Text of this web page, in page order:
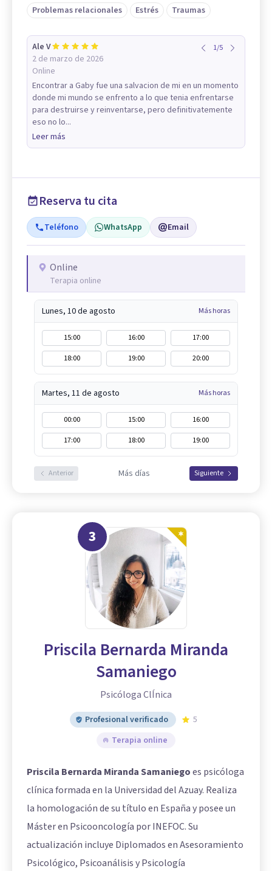
Problemas relacionales Estrés Traumas
Ale V
2 de marzo de 2026
Online
1/5
Encontrar a Gaby fue una salvacion de mi en un momento
donde mi mundo se enfrento a lo que tenia enfrentarse
para destruirse y reinventarse, pero definitivatemente
eso no lo...
Leer más
Reserva tu cita
Teléfono WhatsApp Email
Online
Terapia online
Lunes, 10 de agosto Más horas
15:00 16:00
17:00
18:00
19:00 20:00
Martes, 11 de agosto Más horas
00:00 15:00
16:00
17:00
18:00 19:00
Anterior Más días Siguiente
3
Priscila Bernarda Miranda
Samaniego
Psicóloga ClÍnica
Profesional verificado
5
Terapia online
Priscila Bernarda Miranda Samaniegoes psicóloga
clínica formada en la Universidad del Azuay. Realiza
la homologación de su título en España y posee un
Máster en Psicooncología por INEFOC. Su
actualización incluye Diplomados en Asesoramiento
Psicológico, Psicoanálisis y Psicología